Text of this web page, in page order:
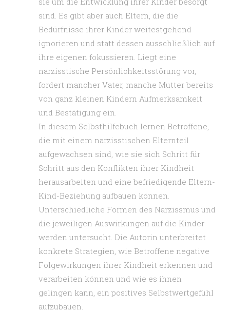
sind. Es gibt aber auch Eltern, die die
Bedürfnisse ihrer Kinder weitestgehend
ignorieren und statt dessen ausschließlich auf
ihre eigenen fokussieren. Liegt eine
narzisstische Persönlichkeitsstörung vor,
fordert mancher Vater, manche Mutter bereits
von ganz kleinen Kindern Aufmerksamkeit
und Bestätigung ein.
In diesem Selbsthilfebuch lernen Betroffene,
die mit einem narzisstischen Elternteil
aufgewachsen sind, wie sie sich Schritt für
Schritt aus den Konflikten ihrer Kindheit
herausarbeiten und eine befriedigende Eltern-
Kind-Beziehung aufbauen können.
Unterschiedliche Formen des Narzissmus und
die jeweiligen Auswirkungen auf die Kinder
werden untersucht. Die Autorin unterbreitet
konkrete Strategien, wie Betroffene negative
Folgewirkungen ihrer Kindheit erkennen und
verarbeiten können und wie es ihnen
gelingen kann, ein positives Selbstwertgefühl
aufzubauen.